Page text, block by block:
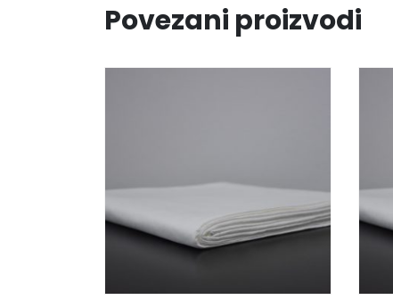
Povezani proizvodi